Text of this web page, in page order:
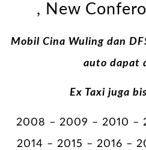
, New
Mobil Cina Wuling dan
auto dapat
Ex Taxi juga
2008 – 2009 – 2010 –
2014 – 2015 – 2016 –